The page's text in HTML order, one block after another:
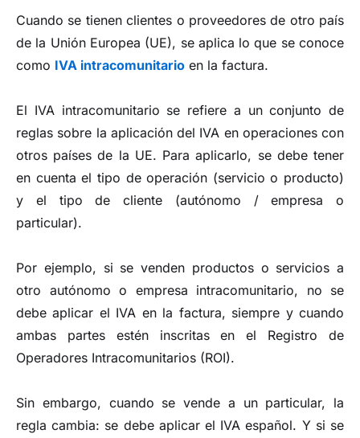
Cuando se tienen clientes o proveedores de otro país
de la Unión Europea (UE), se aplica lo que se conoce
como IVA intracomunitario en la factura.
El IVA intracomunitario se refiere a un conjunto de
reglas sobre la aplicación del IVA en operaciones con
otros países de la UE. Para aplicarlo, se debe tener
en cuenta el tipo de operación (servicio o producto)
y el tipo de cliente (autónomo / empresa o
particular).
Por ejemplo, si se venden productos o servicios a
otro autónomo o empresa intracomunitario, no se
debe aplicar el IVA en la factura, siempre y cuando
ambas partes estén inscritas en el Registro de
Operadores Intracomunitarios (ROI).
Sin embargo, cuando se vende a un particular, la
regla cambia: se debe aplicar el IVA español. Y si se